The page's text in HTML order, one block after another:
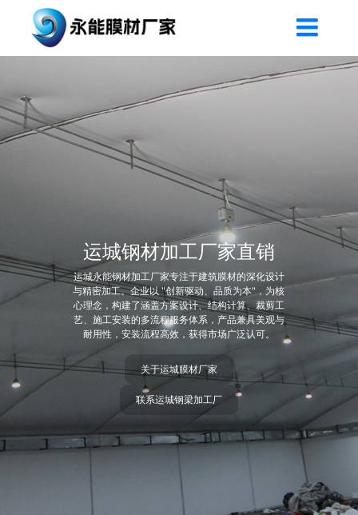
运城钢材加工厂家直销
运城永能钢材加工厂家专注于建筑膜材的深化设计
与精密加工。企业以 "创新驱动、品质为本"，为核
心理念，构建了涵盖方案设计、结构计算、裁剪工
艺、施工安装的多流程服务体系，产品兼具美观与
耐用性，安装流程高效，获得市场广泛认可。
关于运城膜材厂家
联系运城钢梁加工厂